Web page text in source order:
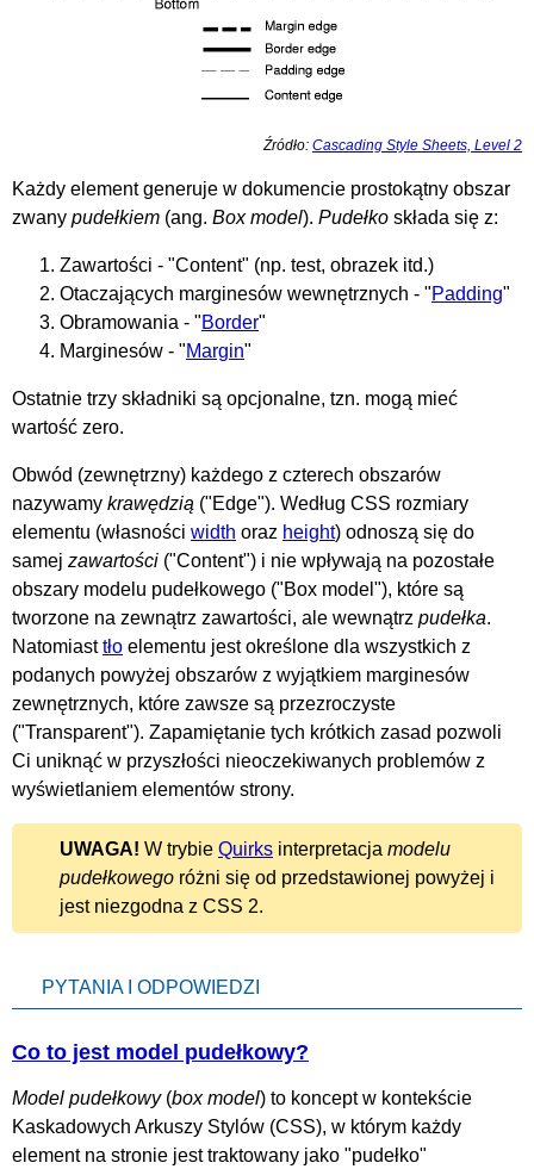
Źródło: Cascading Style Sheets, Level 2
Każdy element generuje w dokumencie prostokątny obszar
zwany pudełkiem (ang. Box model). Pudełko składa się z:
Zawartości - "Content" (np. test, obrazek itd.)
Otaczających marginesów wewnętrznych - "Padding"
Obramowania - "Border"
Marginesów - "Margin"
Ostatnie trzy składniki są opcjonalne, tzn. mogą mieć
wartość zero.
Obwód (zewnętrzny) każdego z czterech obszarów
nazywamy krawędzią ("Edge"). Według CSS rozmiary
elementu (własności width oraz height) odnoszą się do
samej zawartości ("Content") i nie wpływają na pozostałe
obszary modelu pudełkowego ("Box model"), które są
tworzone na zewnątrz zawartości, ale wewnątrz pudełka.
Natomiasttło elementu jest określone dla wszystkich z
podanych powyżej obszarów z wyjątkiem marginesów
zewnętrznych, które zawsze są przezroczyste
("Transparent"). Zapamiętanie tych krótkich zasad pozwoli
Ci uniknąć w przyszłości nieoczekiwanych problemów z
wyświetlaniem elementów strony.
UWAGA! W trybie Quirks interpretacja modelu
pudełkowego różni się od przedstawionej powyżej i
jest niezgodna z CSS 2.
PYTANIA I ODPOWIEDZI
Co to jest model pudełkowy?
Model pudełkowy(box model) to koncept w kontekście
Kaskadowych Arkuszy Stylów (CSS), w którym każdy
element na stronie jest traktowany jako "pudełko"